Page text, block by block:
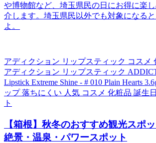
や博物館など、埼玉県民の日にお得に楽
介します。埼玉県民以外でも対象になる
よ。
アディクション リップスティック コスメ
アディクション リップスティック
Lipstick Extreme Shine - # 010 Plain Hearts
ップ 落ちにくい 人気 コスメ 化粧品 誕生
ト
【箱根】秋冬のおすすめ観光スポ
絶景・温泉・パワースポット